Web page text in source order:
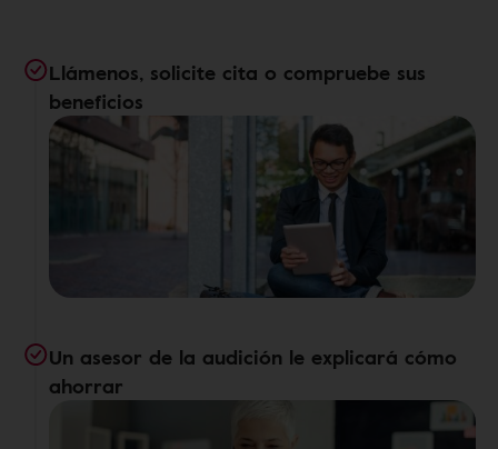
Llámenos, solicite cita o compruebe sus
beneficios
Un asesor de la audición le explicará cómo
ahorrar